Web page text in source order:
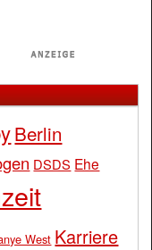
Berlin
DSDS Ehe
West Karriere